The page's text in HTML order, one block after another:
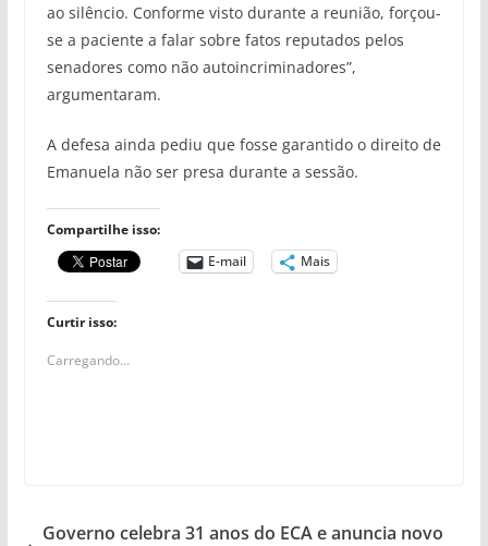
ao silêncio. Conforme visto durante a reunião, forçou-
se a paciente a falar sobre fatos reputados pelos
senadores como não autoincriminadores”,
argumentaram.
A defesa ainda pediu que fosse garantido o direito de
Emanuela não ser presa durante a sessão.
Compartilhe isso:
E-mail
Mais
Curtir isso:
Carregando...
Governo celebra 31 anos do ECA e anuncia novo